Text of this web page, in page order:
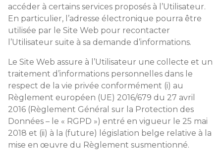
accéder à certains services proposés à l’Utilisateur.
En particulier, l’adresse électronique pourra être
utilisée par le Site Web pour recontacter
l’Utilisateur suite à sa demande d’informations.
Le Site Web assure à l’Utilisateur une collecte et un
traitement d’informations personnelles dans le
respect de la vie privée conformément (i) au
Règlement européen (UE) 2016/679 du 27 avril
2016 (Règlement Général sur la Protection des
Données – le « RGPD ») entré en vigueur le 25 mai
2018 et (ii) à la (future) législation belge relative à la
mise en œuvre du Règlement susmentionné.